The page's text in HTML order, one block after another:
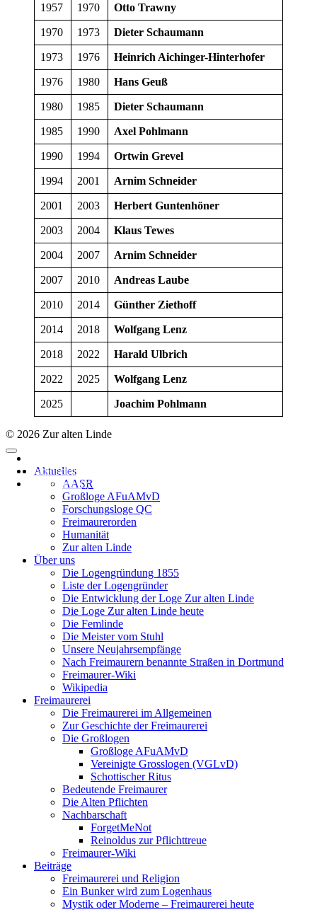
1957 1970 Otto Trawny
1970 1973 Dieter Schaumann
1973 1976 Heinrich Aichinger-Hinterhofer
1976 1980 Hans Geuß
1980 1985 Dieter Schaumann
1985 1990 Axel Pohlmann
1990 1994 Ortwin Grevel
1994 2001 Arnim Schneider
2001 2003 Herbert Guntenhöner
2003 2004 Klaus Tewes
2004 2007 Arnim Schneider
2007 2010 Andreas Laube
2010 2014 Günther Ziethoff
2014 2018 Wolfgang Lenz
2018 2022 Harald Ulbrich
2022 2025 Wolfgang Lenz
2025 Joachim Pohlmann
© 2026 Zur alten Linde
Datenschutzerklärung
Supported by
Aktuelles
AASR
Großloge AFuAMvD
Forschungsloge QC
Freimaurerorden
Humanität
Zur alten Linde
Über uns
Die Logengründung 1855
Liste der Logengründer
Die Entwicklung der Loge Zur alten Linde
Die Loge Zur alten Linde heute
Die Femlinde
Die Meister vom Stuhl
Unsere Neujahrsempfänge
Nach Freimaurern benannte Straßen in Dortmund
Freimaurer-Wiki
Wikipedia
Freimaurerei
Die Freimaurerei im Allgemeinen
Zur Geschichte der Freimaurerei
Die Großlogen
Großloge AFuAMvD
Vereinigte Grosslogen (VGLvD)
Schottischer Ritus
Bedeutende Freimaurer
Die Alten Pflichten
Nachbarschaft
ForgetMeNot
Reinoldus zur Pflichttreue
Freimaurer-Wiki
Beiträge
Freimaurerei und Religion
Ein Bunker wird zum Logenhaus
Mystik oder Moderne – Freimaurerei heute